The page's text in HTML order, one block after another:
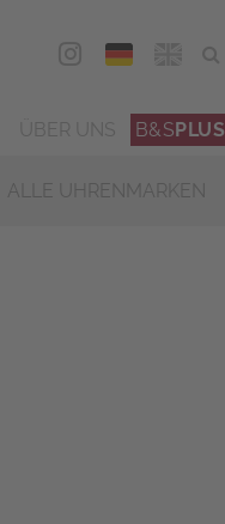
DEU
B&SPLUS
ALLE UHRENMARKEN